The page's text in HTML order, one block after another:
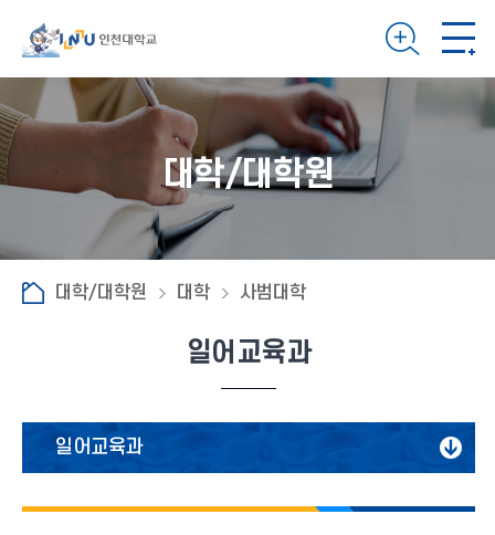
대학/대학원
대학/대학원 대학 사범대학
일어교육과
일어교육과